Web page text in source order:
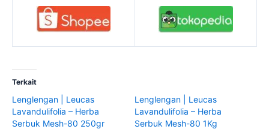
Terkait
Lenglengan | Leucas
Lavandulifolia – Herba
Serbuk Mesh-80 250gr
Lenglengan | Leucas
Lavandulifolia – Herba
Serbuk Mesh-80 1Kg